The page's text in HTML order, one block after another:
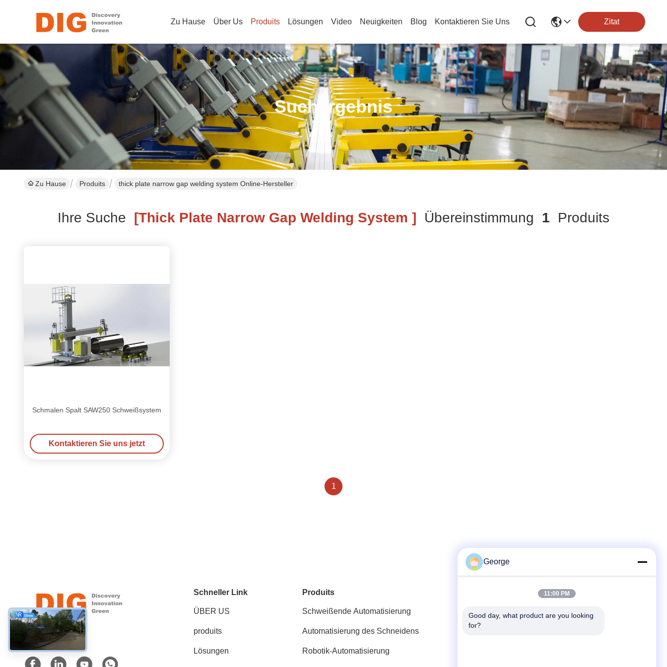
Zu Hause Über Us Produits Lösungen Video Neuigkeiten Blog Kontaktieren Sie Uns Zitat
Suchergebnis
Zu Hause Produits thick plate narrow gap welding system Online-Hersteller
Ihre Suche [thick Plate Narrow Gap Welding System ] Übereinstimmung 1 Produits
Schmalen Spalt SAW250 Schweißsystem
Kontaktieren Sie uns jetzt
1
Soziale Medien
Schneller Link
ÜBER US
produits
Lösungen
Produits
Schweißende Automatisierung
Automatisierung des Schneidens
Robotik-Automatisierung
Schnelle Kontaktaufnahme
Tel.
George
11:00 PM
Good day, what product are you looking
for?